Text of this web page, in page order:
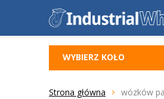
WYBIERZ KOŁO
Strona główna wózków